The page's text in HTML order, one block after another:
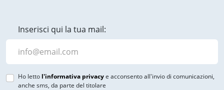
Inserisci qui la tua mail:
Ho letto l'informativa privacye acconsento all'invio di comunicazioni,
anche sms, da parte del titolare